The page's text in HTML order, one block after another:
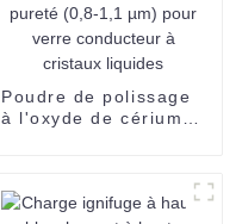
Poudre de polissage
à l'oxyde de cérium
conducteur à cristaux
liquides